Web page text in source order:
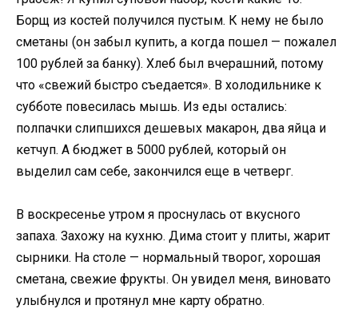
Борщ из костей получился пустым. К нему не было
сметаны (он забыл купить, а когда пошел — пожалел
100 рублей за банку). Хлеб был вчерашний, потому
что «свежий быстро съедается». В холодильнике к
субботе повесилась мышь. Из еды остались:
полпачки слипшихся дешевых макарон, два яйца и
кетчуп. А бюджет в 5000 рублей, который он
выделил сам себе, закончился еще в четверг.
В воскресенье утром я проснулась от вкусного
запаха. Захожу на кухню. Дима стоит у плиты, жарит
сырники. На столе — нормальный творог, хорошая
сметана, свежие фрукты. Он увидел меня, виновато
улыбнулся и протянул мне карту обратно.